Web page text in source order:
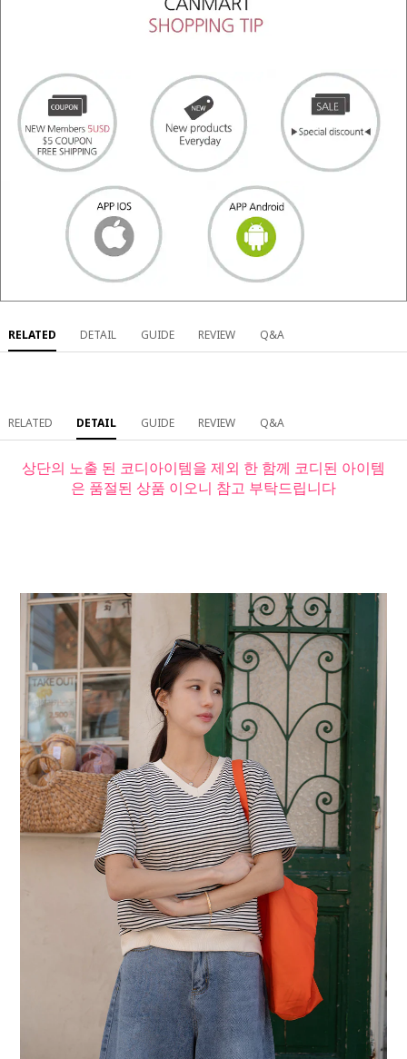
RELATED DETAIL GUIDE REVIEW Q&A
RELATED DETAIL GUIDE REVIEW Q&A
상단의 노출 된 코디아이템을 제외 한 함께 코디된 아이템
은 품절된 상품 이오니 참고 부탁드립니다